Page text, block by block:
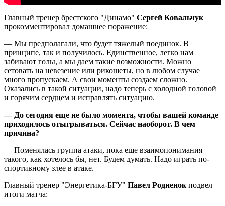
Главный тренер брестского "Динамо" Сергей Ковальчук
прокомментировал домашнее поражение:
— Мы предполагали, что будет тяжелый поединок. В
принципе, так и получилось. Единственное, легко нам
забивают голы, а мы даем такие возможности. Можно
сетовать на невезение или рикошеты, но в любом случае
много пропускаем. А свои моменты создаем сложно.
Оказались в такой ситуации, надо теперь с холодной головой
и горячим сердцем и исправлять ситуацию.
— До сегодня еще не было момента, чтобы вашей команде
приходилось отыгрываться. Сейчас наоборот. В чем
причина?
— Поменялась группа атаки, пока еще взаимопонимания
такого, как хотелось бы, нет. Будем думать. Надо играть по-
спортивному злее в атаке.
Главный тренер "Энергетика-БГУ" Павел Родненок подвел
итоги матча: